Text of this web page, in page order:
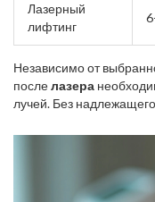
Лазерный
лифтинг
Независимо от
послелазера
лучей. Без
применение
избегание прямого
недель после
не только сохранить